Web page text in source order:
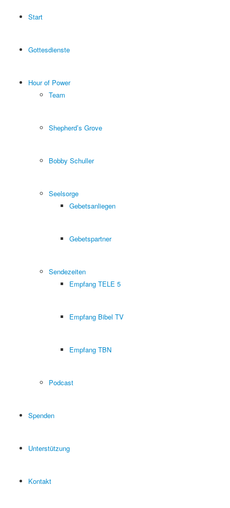
Start
Gottesdienste
Hour of Power
Team
Shepherd’s Grove
Bobby Schuller
Seelsorge
Gebetsanliegen
Gebetspartner
Sendezeiten
Empfang TELE 5
Empfang Bibel TV
Empfang TBN
Podcast
Spenden
Unterstützung
Kontakt